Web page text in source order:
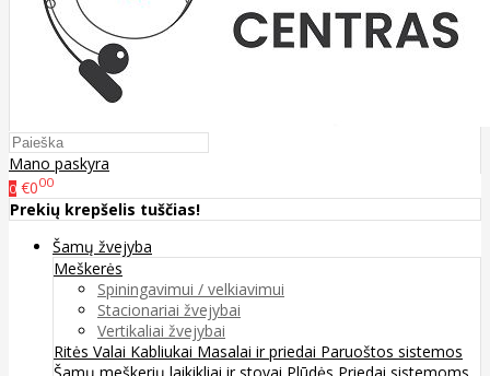
Mano paskyra
0 €000
Prekių krepšelis tuščias!
Šamų žvejyba
Meškerės
Spiningavimui / velkiavimui
Stacionariai žvejybai
Vertikaliai žvejybai
Ritės Valai Kabliukai Masalai ir priedai Paruoštos sistemos
Šamų meškerių laikikliai ir stovai Plūdės Priedai sistemoms